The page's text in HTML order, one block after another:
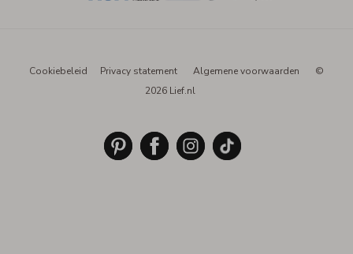
Cookiebeleid Privacy statement Algemene voorwaarden
©
2026 Lief.nl